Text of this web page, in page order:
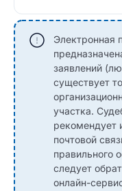
Электронная
заявлений
существует
участка.
рекомендует
почтовой
правильного
следует
онлайн-